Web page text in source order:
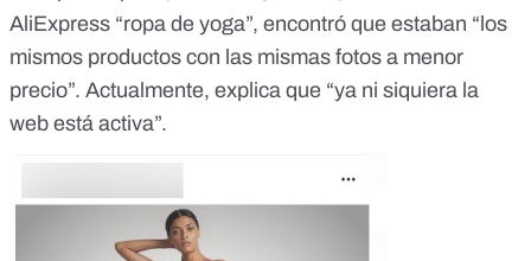
AliExpress “ropa de yoga”, encontró que estaban “los
mismos productos con las mismas fotos a menor
precio”. Actualmente, explica que “ya ni siquiera la
web está activa”.